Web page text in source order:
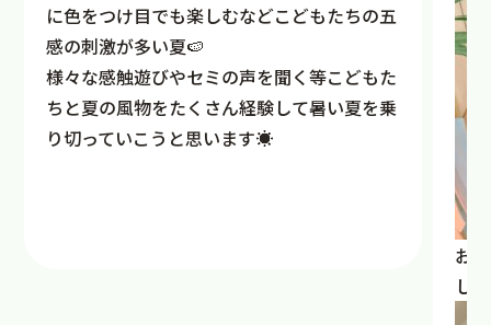
に色をつけ目でも楽しむなどこどもたちの五
感の刺激が多い夏🍉
様々な感触遊びやセミの声を聞く等こどもた
ちと夏の風物をたくさん経験して暑い夏を乗
り切っていこうと思います☀
お
し